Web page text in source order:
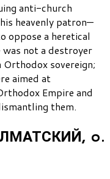
anti-church
heavenly patron—
oppose a heretical
not a destroyer
sovereign;
aimed at
Empire and
them.
o.